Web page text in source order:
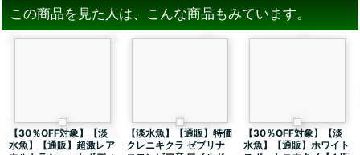
この商品を見た人は、こんな商品もみています。
【30％OFF対象】【淡
水魚】【通販】超激レア
【淡水魚】【通販】特価
クレニキクラ ゼブリナ
【30％OFF対象】【淡
水魚】【通販】ホワイト